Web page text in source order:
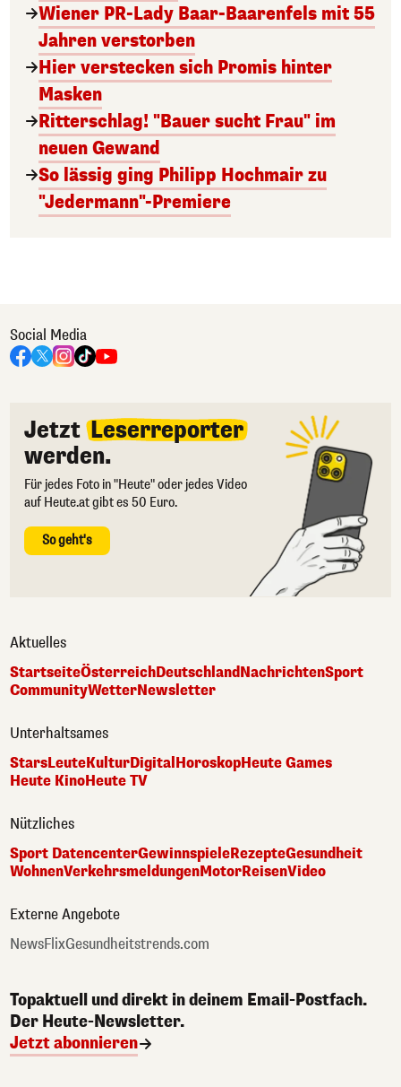
Wiener PR-Lady Baar-Baarenfels mit 55
Jahren verstorben
Hier verstecken sich Promis hinter
Masken
Ritterschlag! "Bauer sucht Frau" im
neuen Gewand
So lässig ging Philipp Hochmair zu
"Jedermann"-Premiere
Social Media
Jetzt Leserreporter
werden.
Für jedes Foto in "Heute" oder jedes Video
auf Heute.at gibt es 50 Euro.
So geht's
Aktuelles
StartseiteÖsterreichDeutschlandNachrichtenSport
CommunityWetterNewsletter
Unterhaltsames
StarsLeuteKulturDigital HoroskopHeute Games
Heute KinoHeute TV
Nützliches
Sport DatencenterGewinnspieleRezepteGesundheit
WohnenVerkehrsmeldungenMotorReisenVideo
Externe Angebote
NewsFlixGesundheitstrends.com
Topaktuell und direkt in deinem Email-Postfach.
Der Heute-Newsletter.
Jetzt abonnieren